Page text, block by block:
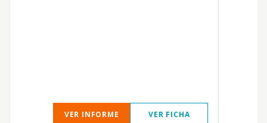
VER INFORME VER FICHA